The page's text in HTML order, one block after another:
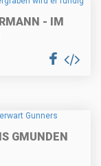
- IM
GMUNDEN